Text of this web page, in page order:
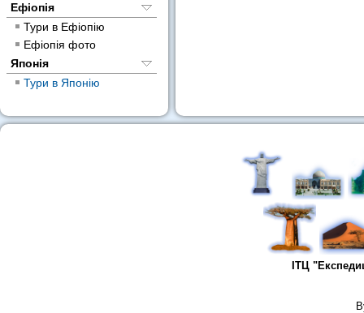
Ефіопія
Тури в Ефіопію
Ефіопія фото
Японія
Тури в Японію
ІТЦ